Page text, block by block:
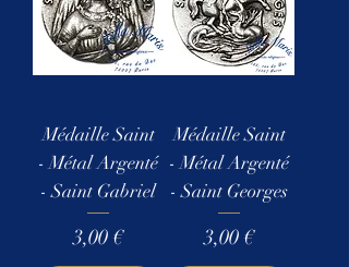
Médaille Saint
- Métal Argenté
- Saint Gabriel
Prix
3,00 €
Médaille Saint
- Métal Argenté
- Saint Georges
Prix
3,00 €